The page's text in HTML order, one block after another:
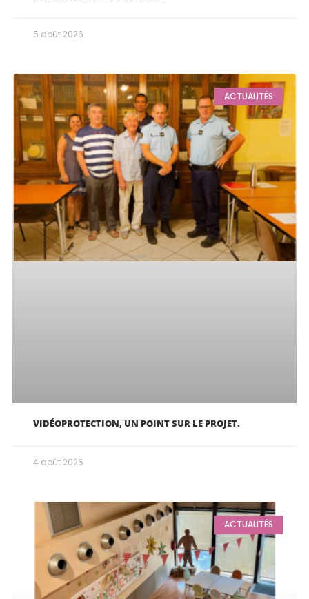
5 août 2026
ACTUALITÉS
VIDÉOPROTECTION, UN POINT SUR LE PROJET.
4 août 2026
ACTUALITÉS